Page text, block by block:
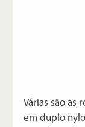
Várias são as
em duplo